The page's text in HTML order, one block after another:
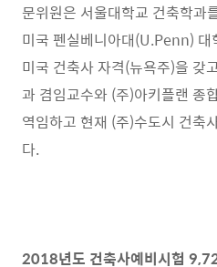
문위원은 서울대학교 건축학과
미국 펜실베니아대(U.Penn) 대
미국 건축사 자격(뉴욕주)을 갖
과 겸임교수와 (주)아키플랜 종
역임하고 현재 (주)수도시 건축
다.
2018년도 건축사예비시험